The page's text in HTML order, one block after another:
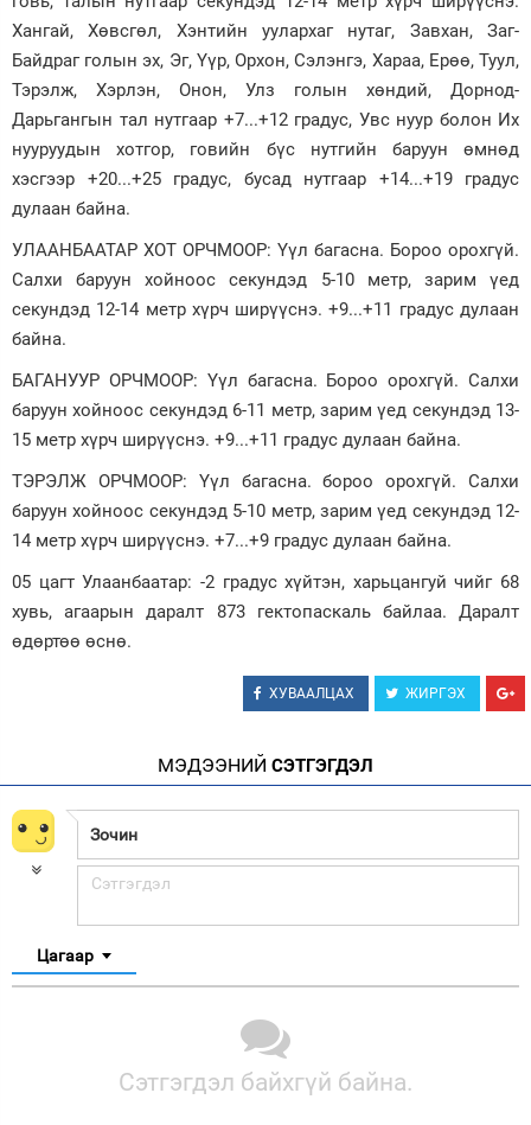
Хангай, Хөвсгөл, Хэнтийн уулархаг нутаг, Завхан, Заг-
Байдраг голын эх, Эг, Үүр, Орхон, Сэлэнгэ, Хараа, Ерөө, Туул,
Тэрэлж, Хэрлэн, Онон, Улз голын хөндий, Дорнод-
Дарьгангын тал нутгаар +7...+12 градус, Увс нуур болон Их
нууруудын хотгор, говийн бүс нутгийн баруун өмнөд
хэсгээр +20...+25 градус, бусад нутгаар +14...+19 градус
дулаан байна.
УЛААНБААТАР ХОТ ОРЧМООР: Үүл багасна. Бороо орохгүй.
Салхи баруун хойноос секундэд 5-10 метр, зарим үед
секундэд 12-14 метр хүрч ширүүснэ. +9...+11 градус дулаан
байна.
БАГАНУУР ОРЧМООР: Үүл багасна. Бороо орохгүй. Салхи
баруун хойноос секундэд 6-11 метр, зарим үед секундэд 13-
15 метр хүрч ширүүснэ. +9...+11 градус дулаан байна.
ТЭРЭЛЖ ОРЧМООР: Үүл багасна. бороо орохгүй. Салхи
баруун хойноос секундэд 5-10 метр, зарим үед секундэд 12-
14 метр хүрч ширүүснэ. +7...+9 градус дулаан байна.
05 цагт Улаанбаатар: -2 градус хүйтэн, харьцангуй чийг 68
хувь, агаарын даралт 873 гектопаскаль байлаа. Даралт
өдөртөө өснө.
ХУВААЛЦАХ ЖИРГЭХ
МЭДЭЭНИЙ СЭТГЭГДЭЛ
Цагаар
Сэтгэгдэл байхгүй байна.